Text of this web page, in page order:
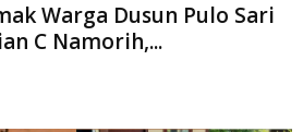
Warga Dusun Pulo Sari
C Namorih,...